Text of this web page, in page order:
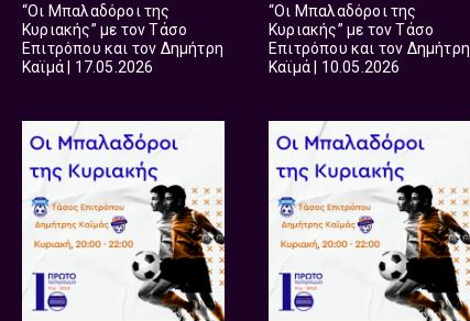
“Οι Μπαλαδόροι της
Κυριακής” με τον Τάσο
Επιτρόπου και τον Δημήτρη
Καϊμά | 17.05.2026
“Οι Μπαλαδόροι της
Κυριακής” με τον Τάσο
Επιτρόπου και τον Δημήτρη
Καϊμά | 10.05.2026